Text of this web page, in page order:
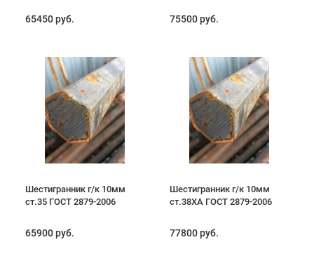
65450 руб. 75500 руб.
Шестигранник г/к 10мм
ст.35 ГОСТ 2879-2006
65900 руб.
Шестигранник г/к 10мм
ст.38ХА ГОСТ 2879-2006
77800 руб.